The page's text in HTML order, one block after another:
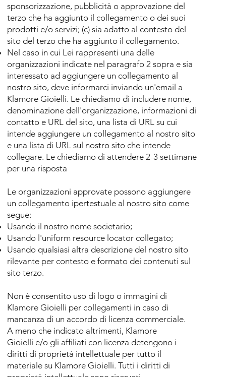
sponsorizzazione, pubblicità o approvazione del
terzo che ha aggiunto il collegamento o dei suoi
prodotti e/o servizi; (c) sia adatto al contesto del
sito del terzo che ha aggiunto il collegamento.
Nel caso in cui Lei rappresenti una delle
organizzazioni indicate nel paragrafo 2 sopra e sia
interessato ad aggiungere un collegamento al
nostro sito, deve informarci inviando un'email a
Klamore Gioielli. Le chiediamo di includere nome,
denominazione dell'organizzazione, informazioni di
contatto e URL del sito, una lista di URL su cui
intende aggiungere un collegamento al nostro sito
e una lista di URL sul nostro sito che intende
collegare. Le chiediamo di attendere 2-3 settimane
per una risposta​
Le organizzazioni approvate possono aggiungere
un collegamento ipertestuale al nostro sito come
segue:
Usando il nostro nome societario;
Usando l'uniform resource locator collegato;
Usando qualsiasi altra descrizione del nostro sito
rilevante per contesto e formato dei contenuti sul
sito terzo.​
Non è consentito uso di logo o immagini di
Klamore Gioielli per collegamenti in caso di
mancanza di un accordo di licenza commerciale.
A meno che indicato altrimenti, Klamore
Gioielli e/o gli affiliati con licenza detengono i
diritti di proprietà intellettuale per tutto il
materiale su Klamore Gioielli. Tutti i diritti di